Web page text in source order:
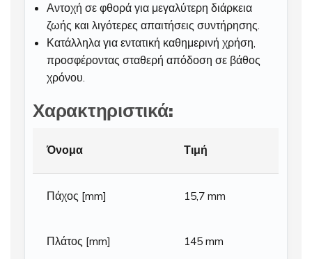
Αντοχή σε φθορά για μεγαλύτερη διάρκεια
ζωής και λιγότερες απαιτήσεις συντήρησης.
Κατάλληλα για εντατική καθημερινή χρήση,
προσφέροντας σταθερή απόδοση σε βάθος
χρόνου.
Χαρακτηριστικά:
Όνομα Τιμή
Πάχος [mm] 15,7 mm
Πλάτος [mm] 145 mm